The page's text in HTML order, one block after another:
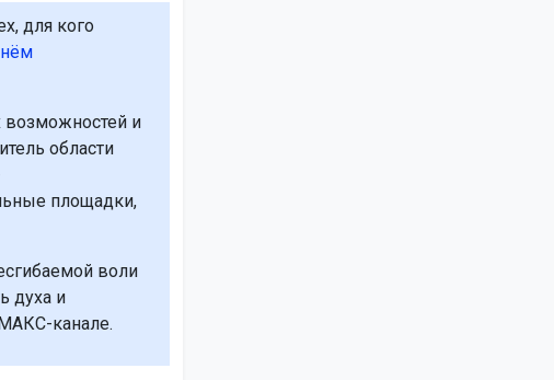
для кого
возможностей и
области
площадки,
воли
духа и
канале.